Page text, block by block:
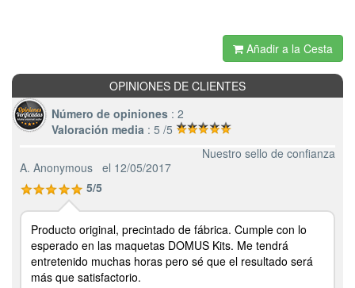
Añadir a la Cesta
OPINIONES DE CLIENTES
Número de opiniones : 2
Valoración media : 5 /5
Nuestro sello de confianza
A. Anonymous el 12/05/2017
5/5
Producto original, precintado de fábrica. Cumple con lo
esperado en las maquetas DOMUS Kits. Me tendrá
entretenido muchas horas pero sé que el resultado será
más que satisfactorio.